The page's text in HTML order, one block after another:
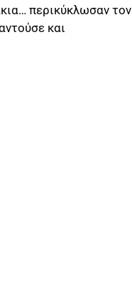
περικύκλωσαν τον
και